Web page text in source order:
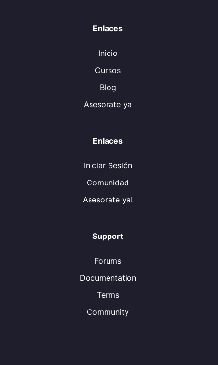
Enlaces
Inicio
Cursos
Blog
Asesorate ya
Enlaces
Iniciar Sesión
Comunidad
Asesorate ya!
Support
Forums
Documentation
Terms
Community